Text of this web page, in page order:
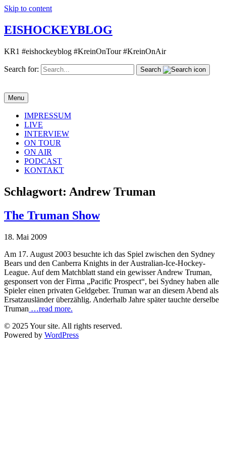
Skip to content
EISHOCKEYBLOG
KR1 #eishockeyblog #KreinOnTour #KreinOnAir
Search for: Search
Menu
IMPRESSUM
LIVE
INTERVIEW
ON TOUR
ON AIR
PODCAST
KONTAKT
Schlagwort: Andrew Truman
The Truman Show
18. Mai 2009
Am 17. August 2003 besuchte ich das Spiel zwischen den Sydney
Bears und den Canberra Knights in der Australian-Ice-Hockey-
League. Auf dem Matchblatt stand ein gewisser Andrew Truman,
gesponsert von der Firma „Pacific Prospect“, bei Sydney haben alle
Spieler einen privaten Geldgeber. Truman war an diesem Abend als
Ersatzausländer überzählig. Anderhalb Jahre später tauchte derselbe
Truman …read more.
© 2025 Your site. All rights reserved.
Powered by WordPress